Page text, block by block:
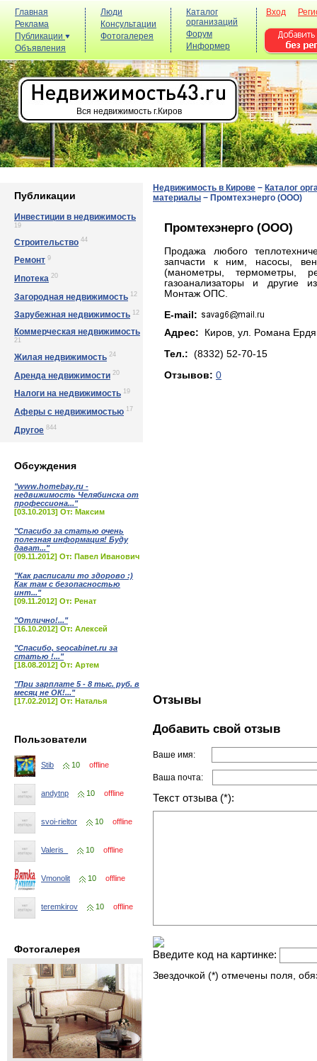
Главная
Реклама
Публикации
Объявления
Люди
Консультации
Фотогалерея
Каталог
организаций
Форум
Информер
Вход
Вся недвижимость г.Киров
Публикации
Инвестиции в недвижимость
19
Строительство 44
Ремонт 9
Ипотека 20
Загородная недвижимость 12
Зарубежная недвижимость 12
Коммерческая недвижимость
21
Жилая недвижимость 24
Аренда недвижимости 20
Налоги на недвижимость 19
Аферы с недвижимостью 17
Другое 844
Обсуждения
"www.homebay.ru -
недвижимость Челябинска от
профессиона..."
[03.10.2013] От: Максим
"Спасибо за статью очень
полезная информация! Буду
дават..."
[09.11.2012] От: Павел Иванович
"Как расписали то здорово :)
Как там с безопасностью
инт..."
[09.11.2012] От: Ренат
"Отлично!..."
[16.10.2012] От: Алексей
"Спасибо, seocabinet.ru за
статью !..."
[18.08.2012] От: Артем
"При зарплате 5 - 8 тыс. руб. в
месяц не ОК!..."
[17.02.2012] От: Наталья
Пользователи
Stib 10 offline
andytnp 10 offline
svoi-rieltor 10 offline
Valeris_ 10 offline
Vmonolit 10 offline
teremkirov 10 offline
Фотогалерея
Недвижимость в Кирове − Каталог
материалы − Промтехэнерго (ООО)
Промтехэнерго (ООО)
Продажа любого
запчасти к ним, насосы,
(манометры, термометры,
газоанализаторы и другие
Монтаж ОПС.
E-mail:
Адрес: Киров, yл. Рoмaнa
Тел.: (8332) 52-70-15
Отзывов: 0
Отзывы
Добавить свой отзыв
Ваше имя:
Ваша почта:
Текст отзыва (*):
Введите код на картинке:
Звездочкой (*) отмечены поля,